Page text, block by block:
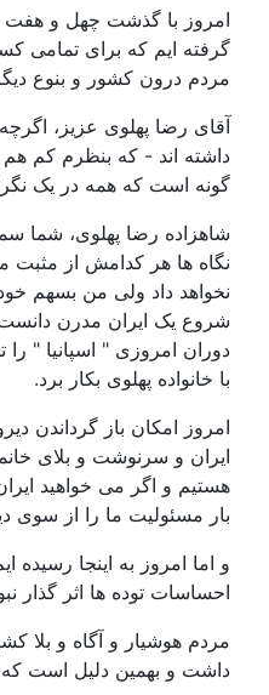
امروز با گذشت چهل و هفت
گرفته ایم که برای تمامی
مردم درون کشور و بنوع
آقای رضا پهلوی عزیز،
داشته اند - که بنظرم کم
گونه است که همه در یک
شاهزاده رضا پهلوی، شما
نگاه ها هر کدامش از مثبت
نخواهد داد ولی من بسهم
شروع یک ایران مدرن
دوران امروزی " اسپانیا "
با خانواده پهلوی بکار برد.
امروز امکان باز گرداندن
ایران و سرنوشت و بلای
هستیم و اگر می خواهید
بار مسئولیت ما را از سوی
و اما امروز به اینجا
احساسات توده ها اثر گذار
مردم هوشیار و آگاه و بلا
داشت و بهمین دلیل است که